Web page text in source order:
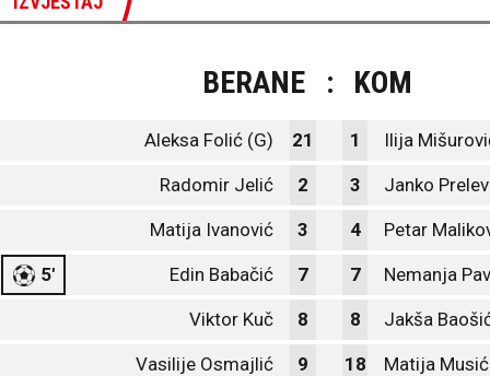
BERANE : KOM
Aleksa Folić (G) 21 1 Ilija
Radomir Jelić 2 3 Janko
Matija Ivanović 3 4 Petar
5' Edin Babačić 7 7 Nemanja
Viktor Kuč 8 8 Jakša
Vasilije Osmajlić 9 18 Matija Musić